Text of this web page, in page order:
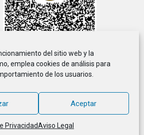
del sitio web y la
emplea cookies de análisis para
de los usuarios.
Aceptar
PrivacidadAviso Legal
Política de Cookies
y Armada, CIF G-36.916.328